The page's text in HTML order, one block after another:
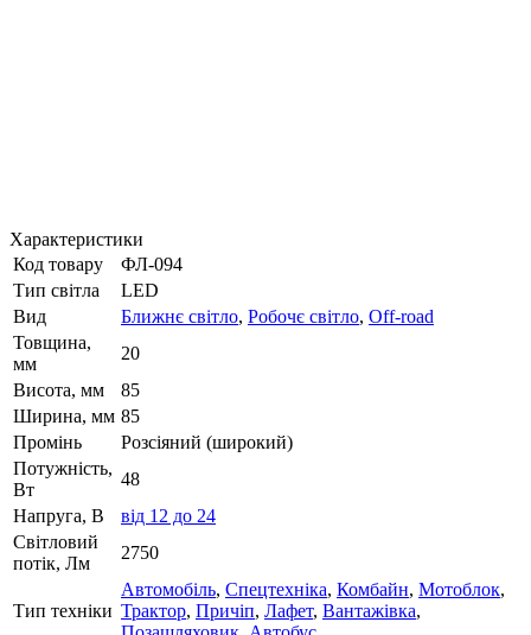
Характеристики
Код товару
ФЛ-094
Тип світла
LED
Вид
Ближнє світло, Робочє світло, Off-road
Товщина,
мм
20
Висота, мм
85
Ширина, мм 85
Промінь
Розсіяний (широкий)
Потужність,
Вт
48
Напруга, В
від 12 до 24
Світловий
потік, Лм
2750
Тип техніки
Автомобіль, Спецтехніка, Комбайн, Мотоблок,
Трактор, Причіп, Лафет, Вантажівка,